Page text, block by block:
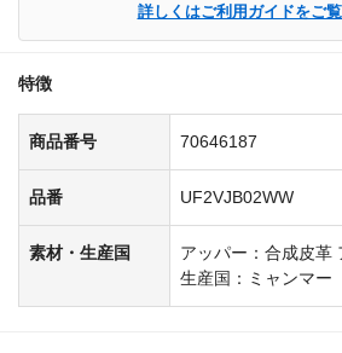
詳しくはご利用ガイドをご
特徴
商品番号 70646187
品番 UF2VJB02WW
素材・生産国
アッパー：合成皮革
生産国：ミャンマー